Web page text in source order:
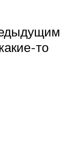
то